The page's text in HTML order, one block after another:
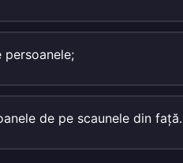
persoanele;
de pe scaunele din faţă.